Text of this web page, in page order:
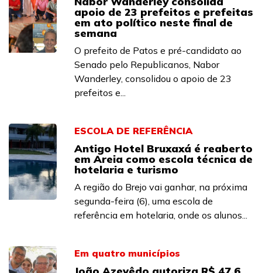
apoio de 23 prefeitos e prefeitas
em ato político neste final de
semana
O prefeito de Patos e pré-candidato ao
Senado pelo Republicanos, Nabor
Wanderley, consolidou o apoio de 23
prefeitos e...
ESCOLA DE REFERÊNCIA
Antigo Hotel Bruxaxá é reaberto
em Areia como escola técnica de
hotelaria e turismo
A região do Brejo vai ganhar, na próxima
segunda-feira (6), uma escola de
referência em hotelaria, onde os alunos...
Em quatro municípios